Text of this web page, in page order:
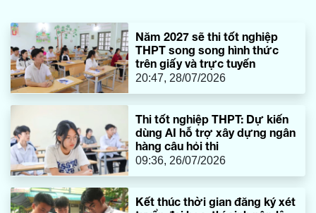
Năm 2027 sẽ thi tốt nghiệp
THPT song song hình thức
trên giấy và trực tuyến
20:47, 28/07/2026
Thi tốt nghiệp THPT: Dự kiến
dùng AI hỗ trợ xây dựng ngân
hàng câu hỏi thi
09:36, 26/07/2026
Kết thúc thời gian đăng ký xét